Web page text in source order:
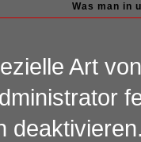
Was man in
Art